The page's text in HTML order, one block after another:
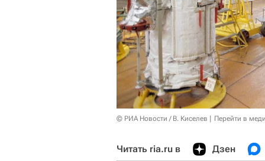
© РИА Новости / В. Киселев Перейти в
Читать ria.ru в Дзен